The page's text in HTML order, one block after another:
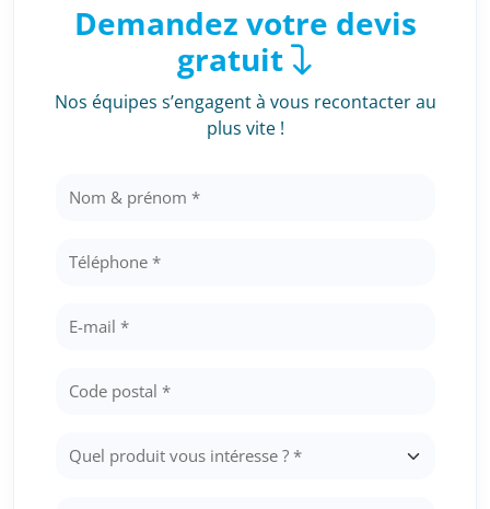
Demandez votre devis
gratuit
Nos équipes s’engagent à vous recontacter au
plus vite !